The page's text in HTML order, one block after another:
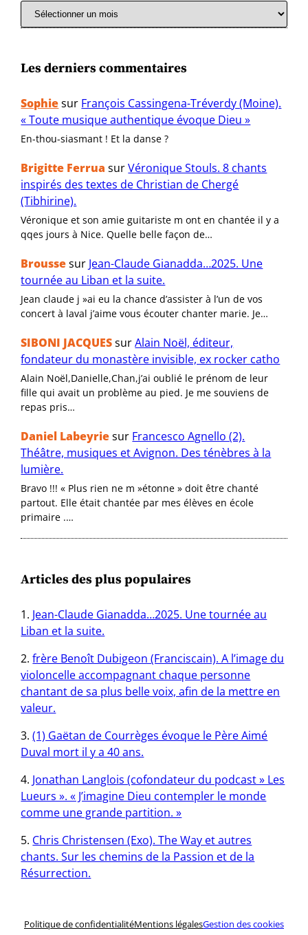
Les derniers commentaires
Sophiesur François Cassingena-Tréverdy (Moine).
« Toute musique authentique évoque Dieu »
En-thou-siasmant ! Et la danse ?
Brigitte Ferrua surVéronique Stouls. 8 chants
inspirés des textes de Christian de Chergé
(Tibhirine).
Véronique et son amie guitariste m ont en chantée il y a
qqes jours à Nice. Quelle belle façon de…
Broussesur Jean-Claude Gianadda…2025. Une
tournée au Liban et la suite.
Jean claude j »ai eu la chance d’assister à l’un de vos
concert à laval j’aime vous écouter chanter marie. Je…
SIBONI JACQUESsurAlain Noël, éditeur,
fondateur du monastère invisible, ex rocker catho
Alain Noël,Danielle,Chan,j’ai oublié le prénom de leur
fille qui avait un problème au pied. Je me souviens de
repas pris…
Daniel Labeyriesur Francesco Agnello (2).
Théâtre, musiques et Avignon. Des ténèbres à la
lumière.
Bravo !!! « Plus rien ne m »étonne » doit être chanté
partout. Elle était chantée par mes élèves en école
primaire .…
Articles des plus populaires
Jean-Claude Gianadda…2025. Une tournée au
Liban et la suite.
frère Benoît Dubigeon (Franciscain). A l’image du
violoncelle accompagnant chaque personne
chantant de sa plus belle voix, afin de la mettre en
valeur.
(1) Gaëtan de Courrèges évoque le Père Aimé
Duval mort il y a 40 ans.
Jonathan Langlois (cofondateur du podcast » Les
Lueurs ». « J’imagine Dieu contempler le monde
comme une grande partition. »
Chris Christensen (Exo). The Way et autres
chants. Sur les chemins de la Passion et de la
Résurrection.
Politique de confidentialitéMentions légalesGestion des cookies